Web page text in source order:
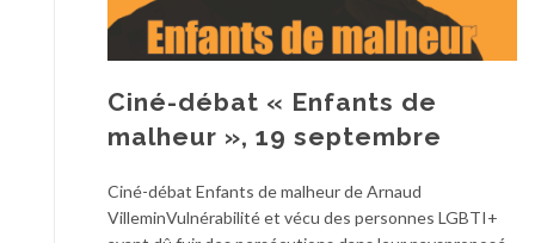
Ciné-débat « Enfants de
malheur », 19 septembre
Ciné-débat Enfants de malheur de Arnaud
VilleminVulnérabilité et vécu des personnes LGBTI+